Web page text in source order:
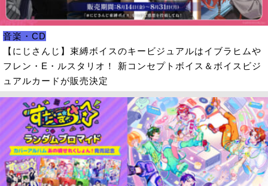
音楽・CD
【にじさんじ】束縛ボイスのキービジュアルはイブラヒムや
フレン・E・ルスタリオ！ 新コンセプトボイス＆ボイスビジ
ュアルカードが販売決定